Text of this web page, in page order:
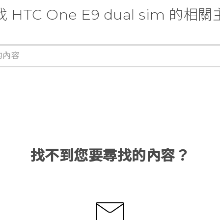
HTC One E9 dual sim 的相關
找不到您要尋找的內容？